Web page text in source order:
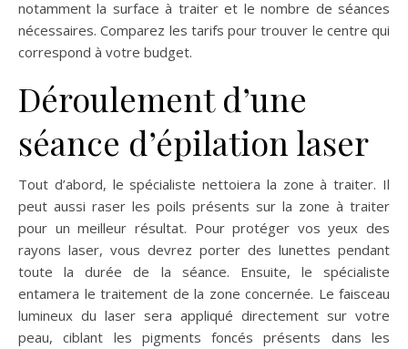
notamment la surface à traiter et le nombre de séances
nécessaires. Comparez les tarifs pour trouver le centre qui
correspond à votre budget.
Déroulement d’une
séance d’épilation laser
Tout d’abord, le spécialiste nettoiera la zone à traiter. Il
peut aussi raser les poils présents sur la zone à traiter
pour un meilleur résultat. Pour protéger vos yeux des
rayons laser, vous devrez porter des lunettes pendant
toute la durée de la séance. Ensuite, le spécialiste
entamera le traitement de la zone concernée. Le faisceau
lumineux du laser sera appliqué directement sur votre
peau, ciblant les pigments foncés présents dans les